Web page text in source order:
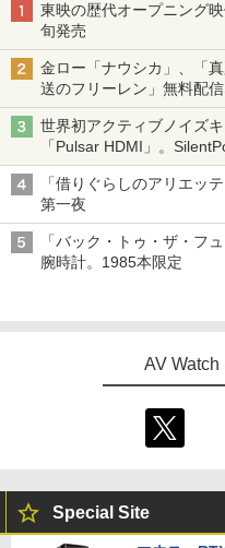
東映の歴代オープニング
旬発売
金ロー「ナウシカ」、「
送のフリーレン」無料配
世界初アクティブノイズ
「Pulsar HDMI」。
「借りぐらしのアリエッ
第一夜
「バック・トゥ・ザ・フ
腕時計。1985本限定
AV Watch
Special Site